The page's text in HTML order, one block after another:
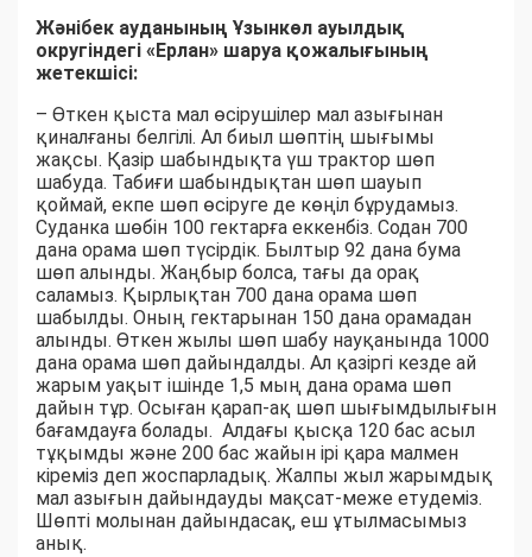
Жәнібек ауданының Ұзынкөл ауылдық
округіндегі «Ерлан» шаруа қожалығының
жетекшісі:
– Өткен қыста мал өсірушілер мал азығынан
қиналғаны белгілі. Ал биыл шөптің шығымы
жақсы. Қазір шабындықта үш трактор шөп
шабуда. Табиғи шабындықтан шөп шауып
қоймай, екпе шөп өсіруге де көңіл бұрудамыз.
Суданка шөбін 100 гектарға еккенбіз. Содан 700
дана орама шөп түсірдік. Былтыр 92 дана бума
шөп алынды. Жаңбыр болса, тағы да орақ
саламыз. Қырлықтан 700 дана орама шөп
шабылды. Оның гектарынан 150 дана орамадан
алынды. Өткен жылы шөп шабу науқанында 1000
дана орама шөп дайындалды. Ал қазіргі кезде ай
жарым уақыт ішінде 1,5 мың дана орама шөп
дайын тұр. Осыған қарап-ақ шөп шығымдылығын
бағамдауға болады. Алдағы қысқа 120 бас асыл
тұқымды және 200 бас жайын ірі қара малмен
кіреміз деп жоспарладық. Жалпы жыл жарымдық
мал азығын дайындауды мақсат-меже етудеміз.
Шөпті молынан дайындасақ, еш ұтылмасымыз
анық.